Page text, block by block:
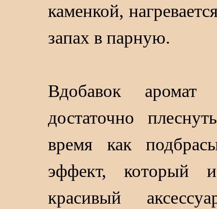
каменкой,
запах в парную.
Вдобавок аромат
достаточно
время как
эффект, который
красивый